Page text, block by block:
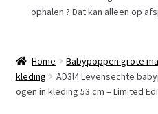
Afrekenen
Gastenboek
ophalen ? Dat kan alleen op
Home
Babypoppen grote
kleding
AD3l4 Levensechte
ogen in kleding 53 cm – Limited